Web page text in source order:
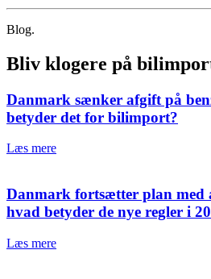
Blog.
Bliv klogere på
Danmark sænker afgift på
betyder det for bilimport?
Læs mere
Danmark fortsætter plan med
hvad betyder de nye regler i
Læs mere